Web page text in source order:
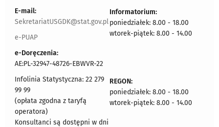
E-mail:
SekretariatUSGDK@stat.gov.pl
e-PUAP
e-Doręczenia:
AE:PL-32947-48726-EBWVR-22
Infolinia Statystyczna: 22 279
99 99
(opłata zgodna z taryfą
operatora)
Konsultanci są dostępni w dni
Informatorium:
poniedziałek: 8.00 - 18.00
wtorek-piątek: 8.00 - 14.00
REGON:
poniedziałek: 8.00 - 18.00
wtorek-piątek: 8.00 - 14.00